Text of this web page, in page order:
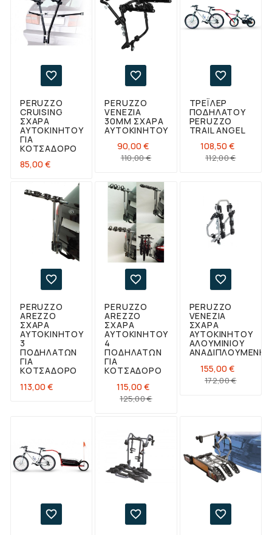

PERUZZO
CRUISING
ΣΧΆΡΑ
ΑΥΤΟΚΙΝΉΤΟΥ
ΓΙΑ
ΚΟΤΣΑΔΌΡΟ
85,00 €

PERUZZO
VENEZIA
30MM ΣΧΆΡΑ
ΑΥΤΟΚΙΝΉΤΟΥ
90,00 €
110,00 €Κανονική
Τιμή

ΤΡΈΙΛΕΡ
ΠΟΔΗΛΆΤΟΥ
PERUZZO
TRAIL ANGEL
108,50 €
112,00 €Τιμή

PERUZZO
AREZZO
ΣΧΆΡΑ
ΑΥΤΟΚΙΝΉΤΟΥ
3
ΠΟΔΗΛΆΤΩΝ
ΓΙΑ
ΚΟΤΣΑΔΌΡΟ
113,00 €

PERUZZO
AREZZO
ΣΧΆΡΑ
ΑΥΤΟΚΙΝΉΤΟΥ
4
ΠΟΔΗΛΆΤΩΝ
ΓΙΑ
ΚΟΤΣΑΔΌΡΟ
115,00 €
125,00 €Κανονική
Τιμή

PERUZZO
VENEZIA
ΣΧΆΡΑ
ΑΥΤΟΚΙΝΉΤΟΥ
ΑΛΟΥΜΙΝΊΟΥ
ΑΝΑΔΙΠΛΟΎΜΕΝΗ
155,00 €
172,00 €Τιμή
  